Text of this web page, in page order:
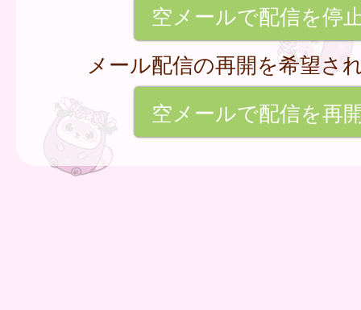
空メールで配信を停
メール配信の再開を希望さ
空メールで配信を再